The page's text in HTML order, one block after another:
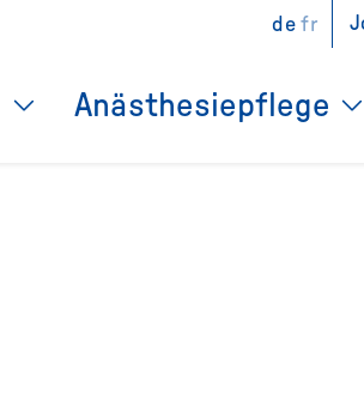
de fr
Anästhesiepflege